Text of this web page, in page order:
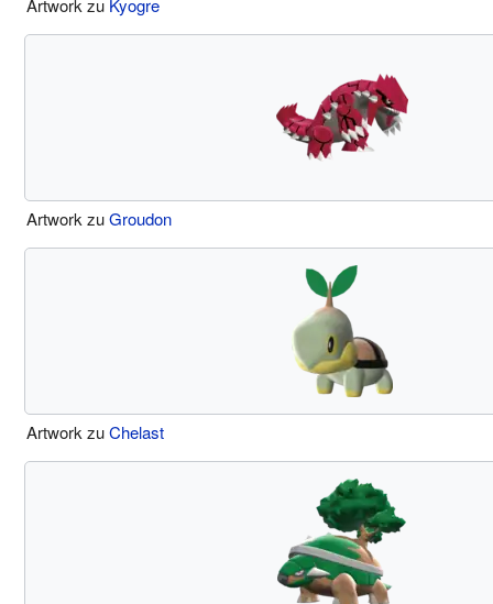
Artwork zu Kyogre
Artwork zuGroudon
Artwork zuChelast